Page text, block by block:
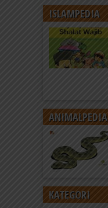
ISLAMPEDIA
ANIMALPEDIA
KATEGORI